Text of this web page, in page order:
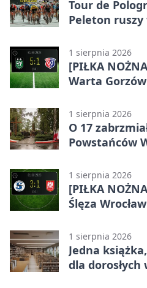
Tour de
Peleton
1 sierpnia 2026
[PIŁKA
Warta
Lidze Grupa 3
1 sierpnia 2026
O 17
Powstańców
1 sierpnia 2026
[PIŁKA
Ślęza
Grupa 3
1 sierpnia 2026
Jedna
dla dorosłych